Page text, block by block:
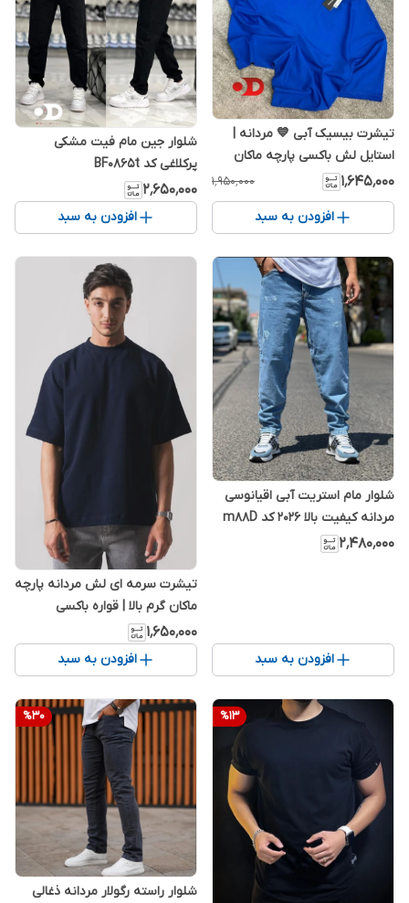
تیشرت بیسیک آبی 💙 مردانه |
استایل لش باکسی پارچه ماکان
۱٬۶۴۵٬۰۰۰ ۱٬۹۵۰٬۰۰۰
افزودن به سبد
شلوار جین مام فیت مشکی
پرکلاغی کد BF0865t
۲٬۶۵۰٬۰۰۰
افزودن به سبد
شلوار مام استریت آبی اقیانوسی
مردانه کیفیت بالا 2026 کد m88D
۲٬۴۸۰٬۰۰۰
افزودن به سبد
تیشرت سرمه ای لش مردانه پارچه
ماکان گرم بالا | قواره باکسی
۱٬۶۵۰٬۰۰۰
افزودن به سبد
%13
%30
شلوار راسته رگولار مردانه ذغالی